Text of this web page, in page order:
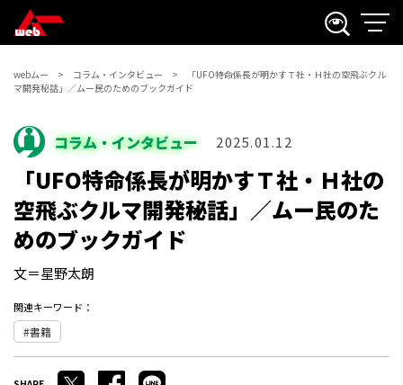
webムー コラム・インタビュー
「UFO特命係長が明かすＴ社・Ｈ社の空飛ぶクル
マ開発秘話」／ムー民のためのブックガイド
コラム・インタビュー 2025.01.12
「UFO特命係長が明かすＴ社・Ｈ社の
空飛ぶクルマ開発秘話」／ムー民のた
めのブックガイド
文＝星野太朗
関連キーワード：
書籍